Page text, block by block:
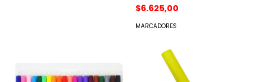
$6.625,00
MARCADORES